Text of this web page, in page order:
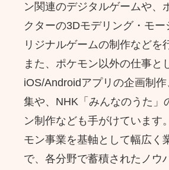
ン関連のデジタルゲームや、
クターの3Dモデリング・モー
リジナルゲームの制作などを
また、ポケモン以外の仕事と
iOS/Androidアプリの企画制
集や、NHK「みんなのうた」
ン制作なども手がけています
モン事業を基軸として幅広く
で、各分野で蓄積されたノウ